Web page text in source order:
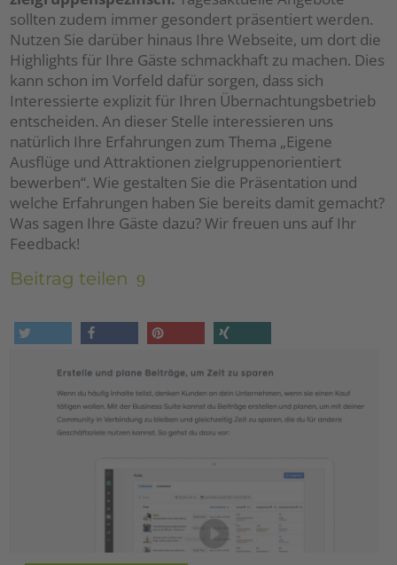
sollten zudem immer gesondert präsentiert werden.
Nutzen Sie darüber hinaus Ihre Webseite, um dort die
Highlights für Ihre Gäste schmackhaft zu machen. Dies
kann schon im Vorfeld dafür sorgen, dass sich
Interessierte explizit für Ihren Übernachtungsbetrieb
entscheiden. An dieser Stelle interessieren uns
natürlich Ihre Erfahrungen zum Thema „Eigene
Ausflüge und Attraktionen zielgruppenorientiert
bewerben“. Wie gestalten Sie die Präsentation und
welche Erfahrungen haben Sie bereits damit gemacht?
Was sagen Ihre Gäste dazu? Wir freuen uns auf Ihr
Feedback!
Beitrag teilen